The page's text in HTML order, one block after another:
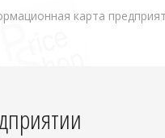
карта